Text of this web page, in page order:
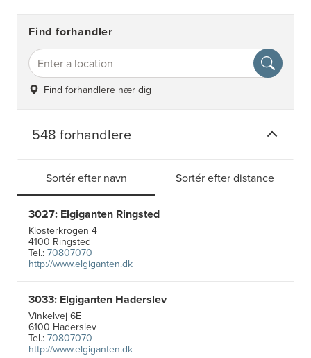
Find forhandler
Find forhandlere nær dig
548 forhandlere
Sortér efter navn Sortér efter distance
3027: Elgiganten Ringsted
Klosterkrogen 4
4100 Ringsted
Tel.:70807070
http://www.elgiganten.dk
3033: Elgiganten Haderslev
Vinkelvej 6E
6100 Haderslev
Tel.:70807070
http://www.elgiganten.dk